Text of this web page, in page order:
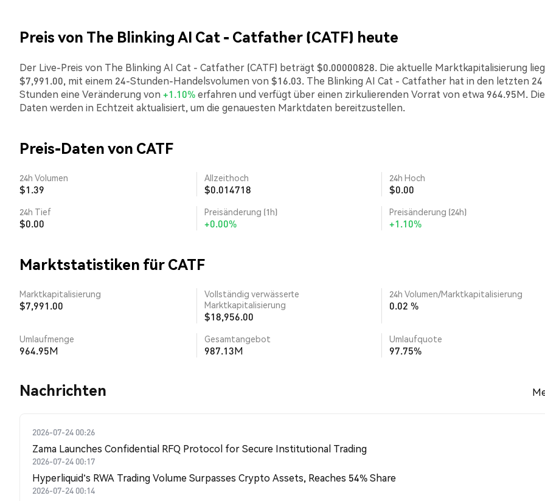
Preis von The Blinking AI Cat - Catfather (CATF) heute
Der Live-Preis von The Blinking AI Cat - Catfather (CATF) beträgt $0.00000828. Die aktuelle Marktkapitalisierung
$7,991.00, mit einem 24-Stunden-Handelsvolumen von $16.03. The Blinking AI Cat - Catfather hat in den letzten 24
Stunden eine Veränderung von +1.10%erfahren und verfügt über einen zirkulierenden Vorrat von etwa 964.95M.
Daten werden in Echtzeit aktualisiert, um die genauesten Marktdaten bereitzustellen.
Preis-Daten von CATF
24h Volumen
$1.39
Allzeithoch
$0.014718
24h Hoch
$0.00
24h Tief
$0.00
Preisänderung (1h)
+0.00%
Preisänderung (24h)
+1.10%
Marktstatistiken für CATF
Marktkapitalisierung
$7,991.00
Vollständig verwässerte
Marktkapitalisierung
$18,956.00
24h Volumen/Marktkapitalisierung
0.02 %
Umlaufmenge
964.95M
Gesamtangebot
987.13M
Umlaufquote
97.75%
Nachrichten
2026-07-24 00:26
Zama Launches Confidential RFQ Protocol for Secure Institutional Trading
2026-07-24 00:17
Hyperliquid's RWA Trading Volume Surpasses Crypto Assets, Reaches 54% Share
2026-07-24 00:14